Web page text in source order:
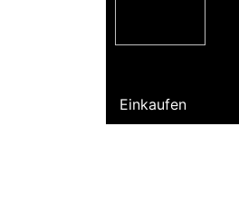
Einkaufen